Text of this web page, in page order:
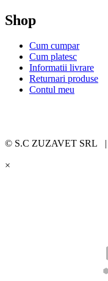
Shop
Cum cumpar
Cum platesc
Informatii livrare
Returnari produse
Contul meu
© S.C ZUZAVET SRL |
×